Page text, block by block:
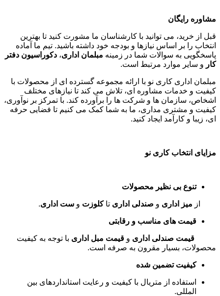
مشاوره رایگان
قبل از خرید، می توانید با کارشناسان ما مشورت کنید تا بهترین
انتخاب را بر اساس نیازها و بودجه خود داشته باشید. تیم ما آماده
پاسخگویی به سوالات شما در زمینه مبلمان اداری، دکوراسیون دفتر
کار و سایر موارد مرتبط است.
مبلمان اداری کاری نو با ارائه مجموعه گسترده ای از محصولات با
کیفیت و خدمات مشاوره ای، تلاش می کند تا نیازهای مختلف
اشخاص، سازمان ها و شرکت ها را برآورده کند. با تمرکز بر نوآوری،
کیفیت و مشتری مداری، ما به شما کمک می کنیم تا فضایی حرفه
ای، زیبا و کارآمد ایجاد کنید.
مزایای انتخاب کاری نو
تنوع بی نظیر محصولات
از میز اداری و صندلی اداری تاکلوزت و ست اداری.
قیمت های مناسب و رقابتی
قیمت صندلی اداری و قیمت مبل اداری با توجه به کیفیت
محصولات، بسیار مقرون به صرفه است.
کیفیت تضمین شده
استفاده از متریال با کیفیت و رعایت استانداردهای بین
المللی.